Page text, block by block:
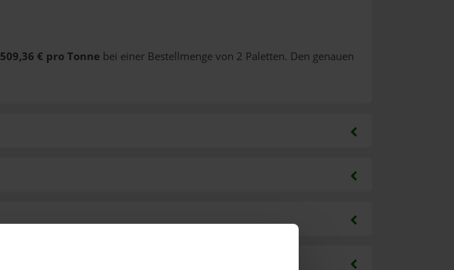
509,36 € pro Tonne bei einer Bestellmenge von 2 Paletten. Den genauen